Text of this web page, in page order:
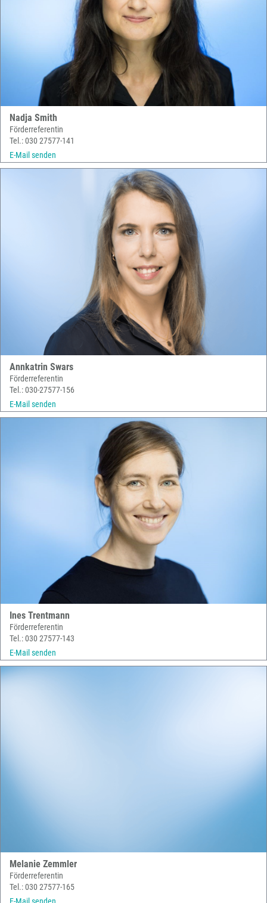
Nadja Smith
Förderreferentin
Tel.: 030 27577-141
E-Mail senden
Annkatrin Swars
Förderreferentin
Tel.: 030-27577-156
E-Mail senden
Ines Trentmann
Förderreferentin
Tel.: 030 27577-143
E-Mail senden
Melanie Zemmler
Förderreferentin
Tel.: 030 27577-165